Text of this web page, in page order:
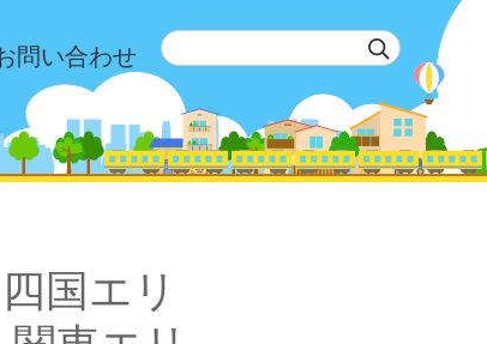
問い合わせ
四国エリ